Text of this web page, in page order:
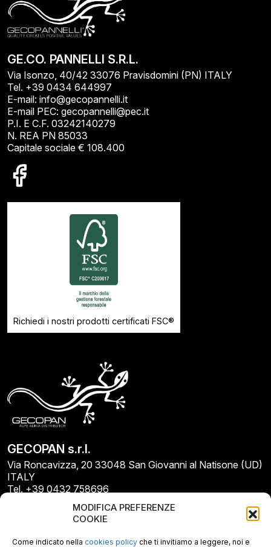
MODIFICA PREFERENZE
COOKIE
Come indicato nella cookies policy che ti invitiamo a leggere, noi e
GE.CO. PANNELLI S.R.L.
Via Isonzo, 40/42 33076 Pravisdomini (PN) ITALY
Tel. +39 0434 644997
E-mail: info@gecopannelli.it
E-mail PEC: gecopannelli@pec.it
P.I. E C.F. 03242140279
N. REA PN 85033
Capitale sociale € 108.400
Richiedi i nostri prodotti certificati FSC®
GECOPAN s.r.l.
Via Roncavizza, 20 33048 San Giovanni al Natisone (UD)
ITALY
Tel. +39 0432 758696
E-mail: info@gecopan.it
E-mail PEC: gecopan@pec.it
P.I. E C.F. 02487660306
N. REA UD 264834